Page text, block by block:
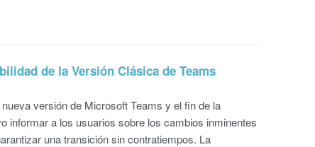
de la Versión Clásica de Teams
versión de Microsoft Teams y el fin de la
informar a los usuarios sobre los cambios inminentes
una transición sin contratiempos. La